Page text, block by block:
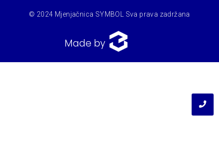
© 2024 Mjenjačnica SYMBOL Sva prava zadržana
Made by